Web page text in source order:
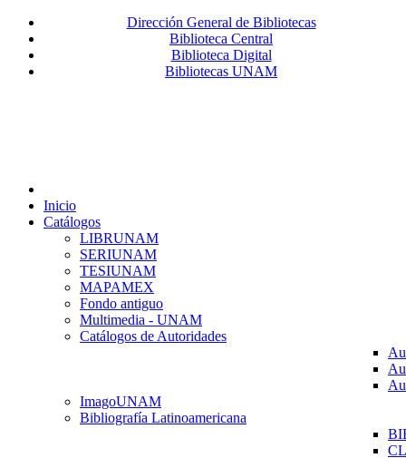
Dirección General de Bibliotecas
Biblioteca Central
Biblioteca Digital
Bibliotecas UNAM
Inicio
Catálogos
LIBRUNAM
SERIUNAM
TESIUNAM
MAPAMEX
Fondo antiguo
Multimedia - UNAM
Catálogos de Autoridades
ImagoUNAM
Bibliografía Latinoamericana